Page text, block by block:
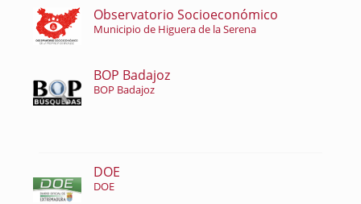
Observatorio Socioeconómico
Municipio de Higuera de la Serena
BOP Badajoz
BOP Badajoz
DOE
DOE